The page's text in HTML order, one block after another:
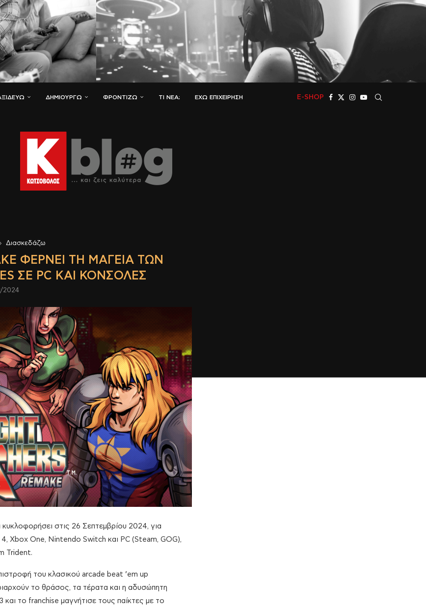
ΔΗΜΙΟΥΡΓΏ ΦΡΟΝΤΊΖΩ ΤΙ ΝΈΑ; ΈΧΩ ΕΠΙΧΕΊΡΗΣΗ E-SHOP
Διασκεδάζω
ΦΈΡΝΕΙ ΤΗ ΜΑΓΕΊΑ ΤΩΝ
ΣΕ PC ΚΑΙ ΚΟΝΣΌΛΕΣ
2024
στις 26 Σεπτεμβρίου 2024, για
Xbox One, Nintendo Switch και PC (Steam, GOG),
Trident.
του κλασικού arcade beat ’em up
το θράσος, τα τέρατα και η αδυσώπητη
το franchise μαγνήτισε τους παίκτες με το